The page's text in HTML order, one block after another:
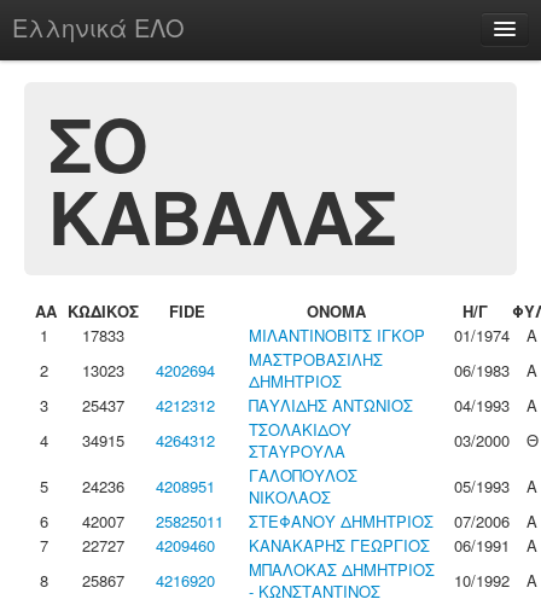
Ελληνικά ΕΛΟ
chesstu.be @ discord
Login
ΣΟ
ΚΑΒΑΛΑΣ
ΑΑ ΚΩΔΙΚΟΣ FIDE ΟΝΟΜΑ Η/Γ
1
17833 ΜΙΛΑΝΤΙΝΟΒΙΤΣ ΙΓΚΟΡ 01/1974
Α
2
13023 4202694
ΜΑΣΤΡΟΒΑΣΙΛΗΣ
ΔΗΜΗΤΡΙΟΣ
06/1983
Α
3
25437 4212312 ΠΑΥΛΙΔΗΣ ΑΝΤΩΝΙΟΣ 04/1993
Α
4
34915 4264312
ΤΣΟΛΑΚΙΔΟΥ
ΣΤΑΥΡΟΥΛΑ
03/2000
Θ
5
24236 4208951
ΓΑΛΟΠΟΥΛΟΣ
ΝΙΚΟΛΑΟΣ
05/1993
Α
6
42007 25825011 ΣΤΕΦΑΝΟΥ ΔΗΜΗΤΡΙΟΣ 07/2006
Α
7
22727 4209460 ΚΑΝΑΚΑΡΗΣ ΓΕΩΡΓΙΟΣ 06/1991
Α
8
25867 4216920
ΜΠΑΛΟΚΑΣ ΔΗΜΗΤΡΙΟΣ
- ΚΩΝΣΤΑΝΤΙΝΟΣ
10/1992
Α